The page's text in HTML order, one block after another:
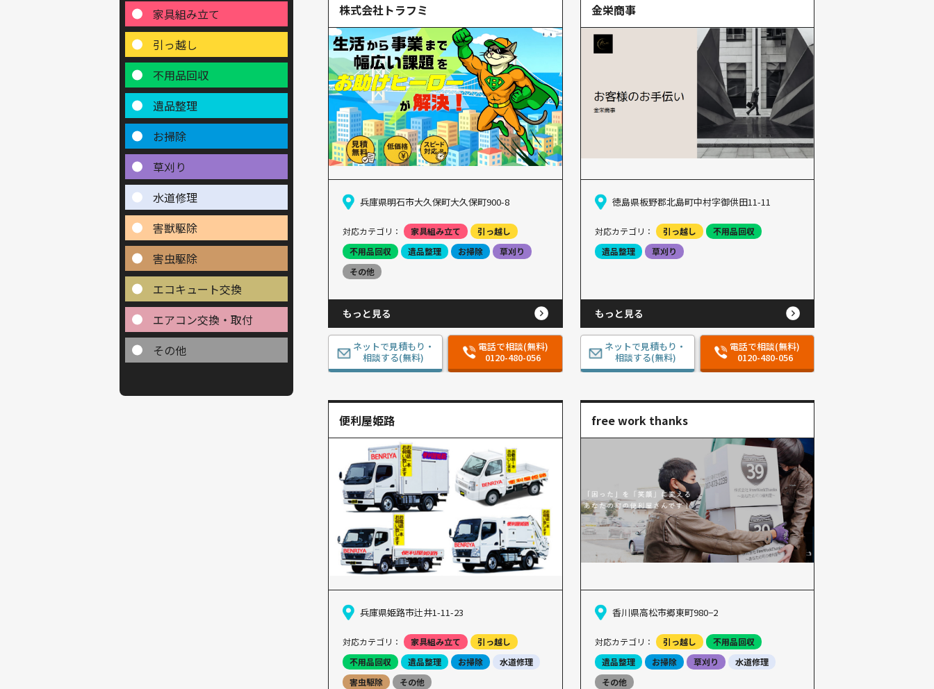
株式会社トラフミ
兵庫県明石市大久保町大久保町900-8
対応カテゴリ： 家具組み立て
引っ越し
不用品回収
遺品整理 お掃除
草刈り
その他
もっと見る
ネットで見積もり・
相談する(無料)
電話で相談(無料)
0120-480-056
金栄商事
徳島県板野郡北島町中村字御供田11-11
対応カテゴリ： 引っ越し
不用品回収
遺品整理
草刈り
もっと見る
ネットで見積もり・
相談する(無料)
電話で相談(無料)
0120-480-056
便利屋姫路
兵庫県姫路市辻井1-11-23
対応カテゴリ： 家具組み立て
引っ越し
不用品回収
遺品整理 お掃除
水道修理
害虫駆除
その他
free work thanks
香川県高松市郷東町980−2
対応カテゴリ： 引っ越し
不用品回収
遺品整理
お掃除 草刈り
水道修理
その他
家具組み立て
引っ越し
不用品回収
遺品整理
お掃除
草刈り
水道修理
害獣駆除
害虫駆除
エコキュート交換
エアコン交換・取付
その他